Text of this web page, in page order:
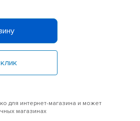
для интернет-магазина и может
магазинах